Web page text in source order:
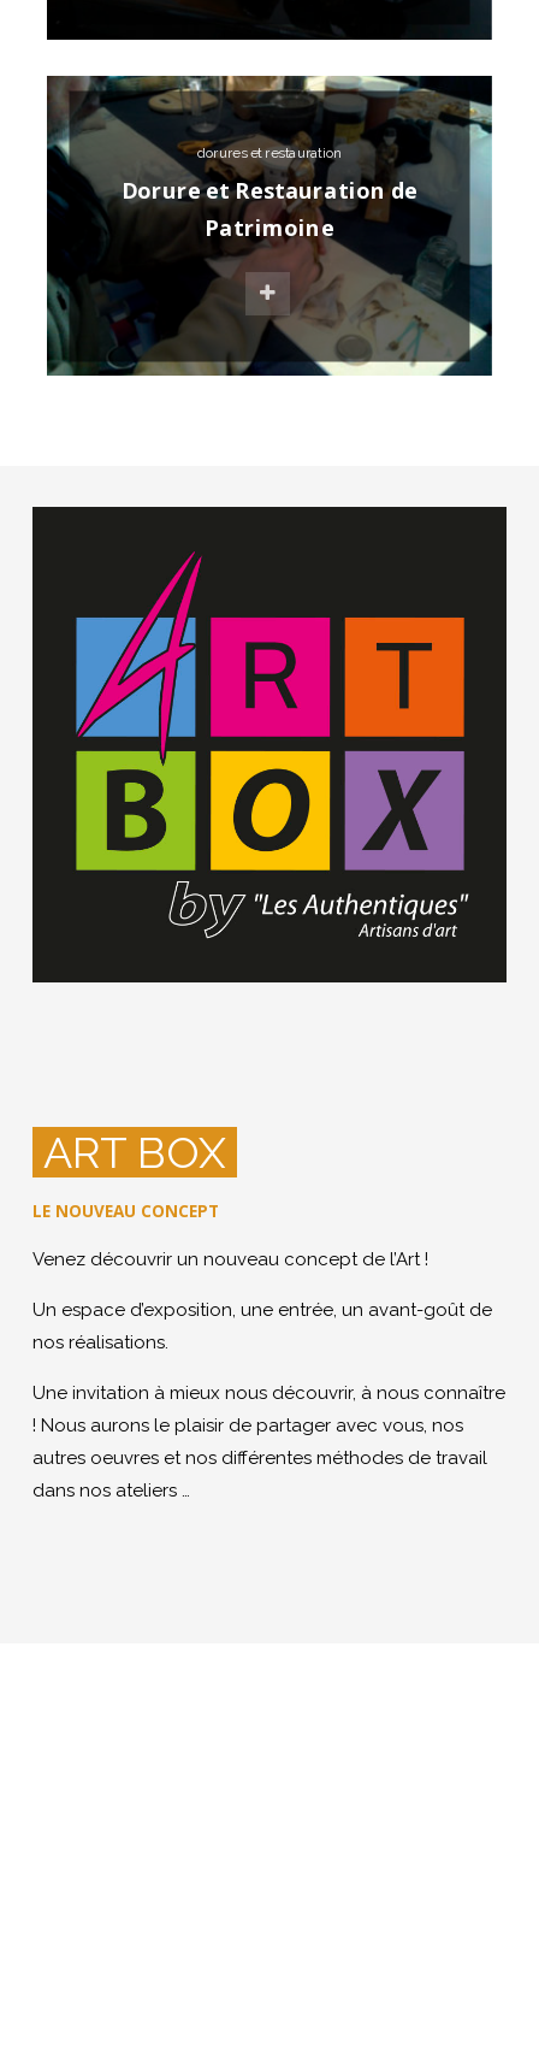
dorures et restauration
Dorure et Restauration de
Patrimoine
ART BOX
LE NOUVEAU CONCEPT
Venez découvrir un nouveau concept de l’Art !
Un espace d’exposition, une entrée, un avant-goût de
nos réalisations.
Une invitation à mieux nous découvrir, à nous connaître
! Nous aurons le plaisir de partager avec vous, nos
autres oeuvres et nos différentes méthodes de travail
dans nos ateliers …